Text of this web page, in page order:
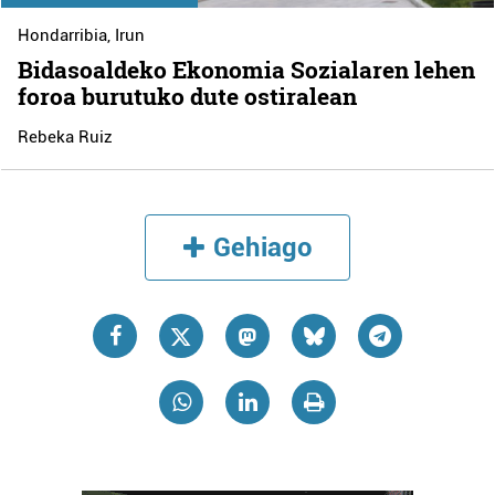
Hondarribia Irun
Bidasoaldeko Ekonomia Sozialaren lehen
foroa burutuko dute ostiralean
Rebeka Ruiz
Gehiago